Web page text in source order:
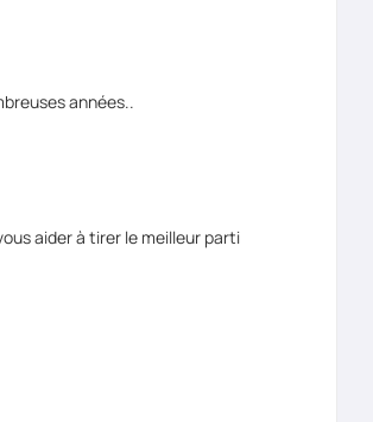
années..
aider à tirer le meilleur parti